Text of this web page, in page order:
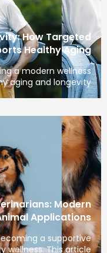
How Targeted
Healthy Aging
a modern wellness
aging and longevity
Modern
Applications
a supportive
wellness. This article